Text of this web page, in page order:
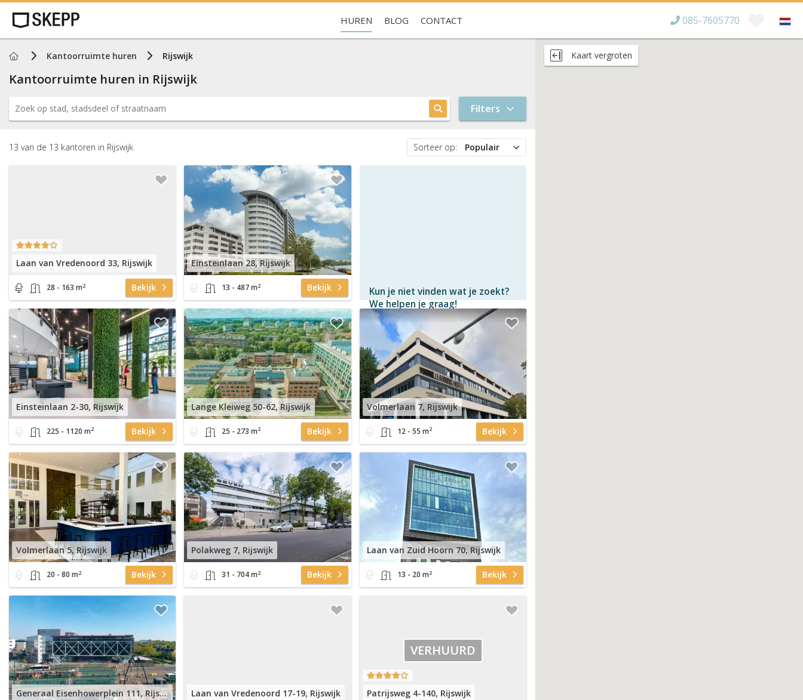
HUREN BLOG CONTACT 085-7605770
Bereikbaar tot
Home Kantoorruimte huren Rijswijk
Kantoorruimte huren in Rijswijk
Filters
13 van de 13 kantoren in Rijswijk Sorteer op:
Populair
Populair
Laan van Vredenoord 33, Rijswijk
28 - 163 m2 Bekijk
Einsteinlaan 28, Rijswijk
13 - 487 m2 Bekijk
Kun je niet vinden wat je zoekt?
We helpen je graag!
Gratis
en vrijblijvend
Binnen 1 uurantwoord
Persoonlijke hulp
Neem contact op
Einsteinlaan 2-30, Rijswijk
225 - 1120 m2 Bekijk
Lange Kleiweg 50-62, Rijswijk
25 - 273 m2 Bekijk
Volmerlaan 7, Rijswijk
12 - 55 m2 Bekijk
Volmerlaan 5, Rijswijk
20 - 80 m2 Bekijk
Polakweg 7, Rijswijk
31 - 704 m2 Bekijk
Laan van Zuid Hoorn 70, Rijswijk
13 - 20 m2 Bekijk
Generaal Eisenhowerplein 111, Rijswijk Laan van Vredenoord 17-19, Rijswijk Patrijsweg 4-140, Rijswijk
VERHUURD
Kaart vergroten